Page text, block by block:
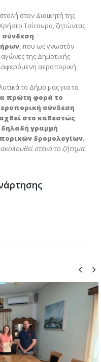
στον Διοικητή της
Τσίτουρα, ζητώντας
σύνδεση
, που ως γνωστόν
της Δημοτικής
αεροπορική
το Δήμο μας για τα
πρώτη φορά το
σύνδεση
στο καθεστώς
γραμμή
δρομολογίων.
στενά το ζήτημα.